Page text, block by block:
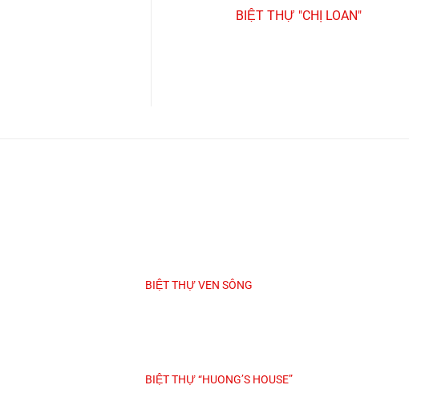
BIỆT THỰ "CHỊ LOAN"
BIỆT THỰ VEN SÔNG
BIỆT THỰ “HUONG’S HOUSE”